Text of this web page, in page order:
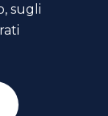
sugli